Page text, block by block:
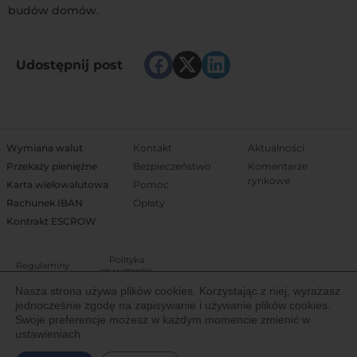
budów domów.
Udostępnij post
Wymiana walut
Przekazy pieniężne
Karta wielowalutowa
Rachunek IBAN
Kontrakt ESCROW
Kontakt
Bezpieczeństwo
Pomoc
Opłaty
Aktualności
Komentarze
rynkowe
Regulaminy
Polityka
prywatności
Właścicielem Trejdoo jest Igoria Trade S.A. notowana na Giełdzie Papierów
Wartościowych w Warszawie (New Connect). Spółka posiada licencję
Komisji Nadzoru Finansowego (IP19/2013) Krajowej Instytucji Płatniczej do
świadczenia usług finansowych na terenie Europejskiego Obszaru
Nasza strona używa plików cookies. Korzystając z niej, wyrażasz
jednocześnie zgodę na zapisywanie i używanie plików cookies.
Swoje preferencje możesz w każdym momencie zmienić w
ustawieniach.